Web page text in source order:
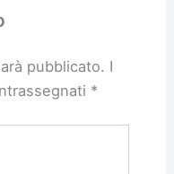
pubblicato. I
*